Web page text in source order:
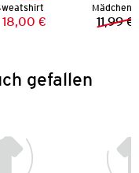
Vorheriger Preis:
Neuer Preis:
18,00 €
Mädchen
11,99 €
gefallen